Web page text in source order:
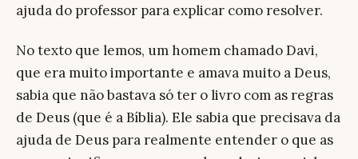
ajuda do professor para explicar como resolver.
No texto que lemos, um homem chamado Davi,
que era muito importante e amava muito a Deus,
sabia que não bastava só ter o livro com as regras
de Deus (que é a Bíblia). Ele sabia que precisava da
ajuda de Deus para realmente entender o que as